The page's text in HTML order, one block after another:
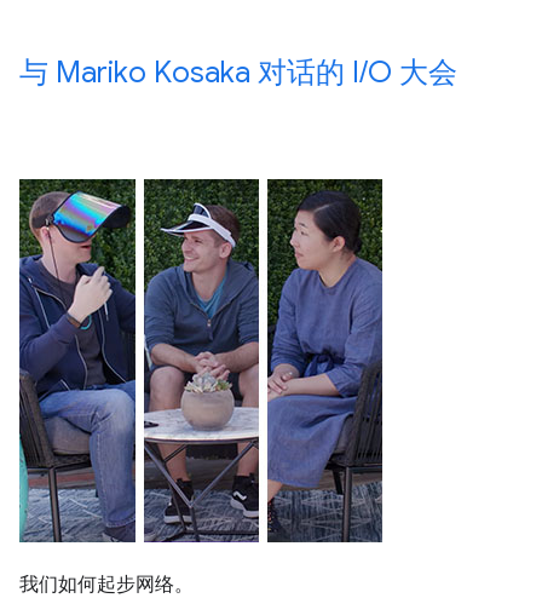
与 Mariko Kosaka 对话的 I/O 大会
我们如何起步网络。